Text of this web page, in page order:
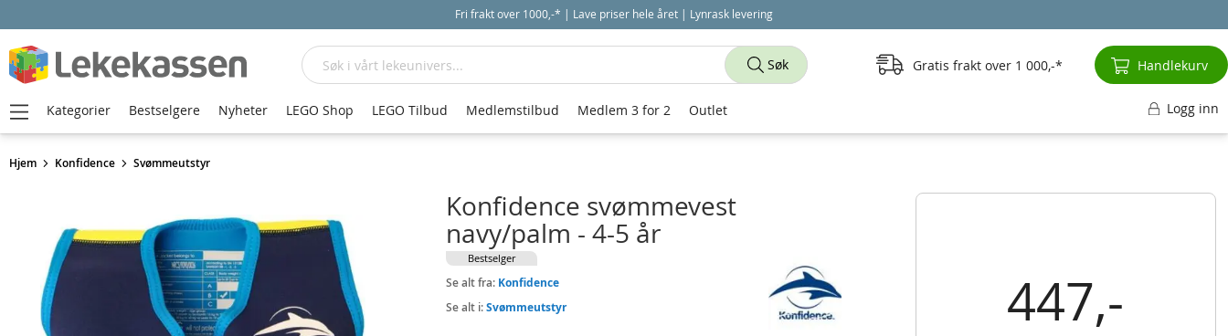
Fri frakt over 1000,-* | Lave priser hele året | Lynrask levering
Hjem Konfidence Svømmeutstyr
447,-
Konfidence svømmevest
navy/palm - 4-5 år
Bestselger
Se alt fra: Konfidence
Se alt i:Svømmeutstyr
Søk
Søk Gratis frakt over 1 000,- Handlekurv
Kategorier Bestselgere Nyheter LEGO Shop LEGO Tilbud Medlemstilbud Medlem 3 for 2 Outlet Logg inn